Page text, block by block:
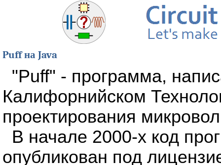
Puff на Java
"Puff" - программа,
Калифорнийском
проектирования
В начале 2000-х код
опубликован под